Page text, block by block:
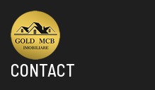
CONTACT